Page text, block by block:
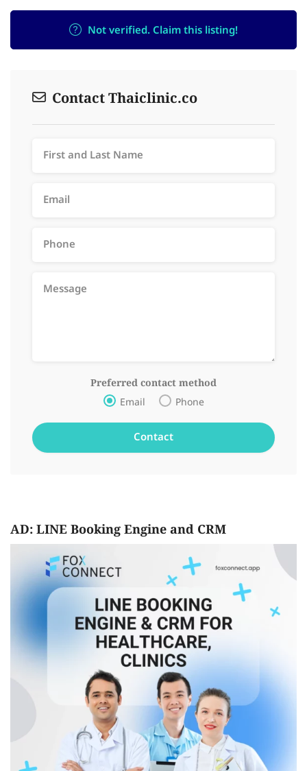
Not verified. Claim this listing!
Contact Thaiclinic.co
Preferred contact method
Email Phone
AD: LINE Booking Engine and CRM